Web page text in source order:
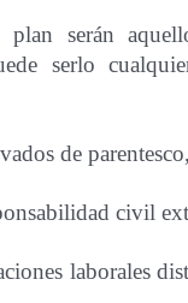
serán
serlo
de
civil
laborales